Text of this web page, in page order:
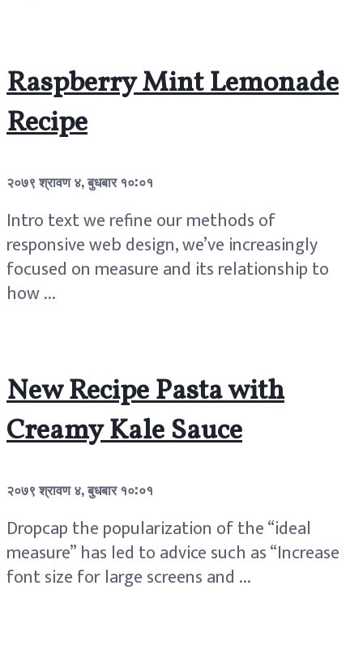
Raspberry Mint Lemonade
Recipe
२०७९ श्रावण ४, बुधबार १०:०१
Intro text we refine our methods of
responsive web design, we’ve increasingly
focused on measure and its relationship to
how ...
New Recipe Pasta with
Creamy Kale Sauce
२०७९ श्रावण ४, बुधबार १०:०१
Dropcap the popularization of the “ideal
measure” has led to advice such as “Increase
font size for large screens and ...